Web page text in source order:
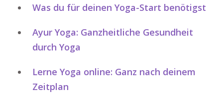
Was du für deinen Yoga-Start benötigst
Ayur Yoga: Ganzheitliche Gesundheit
durch Yoga
Lerne Yoga online: Ganz nach deinem
Zeitplan